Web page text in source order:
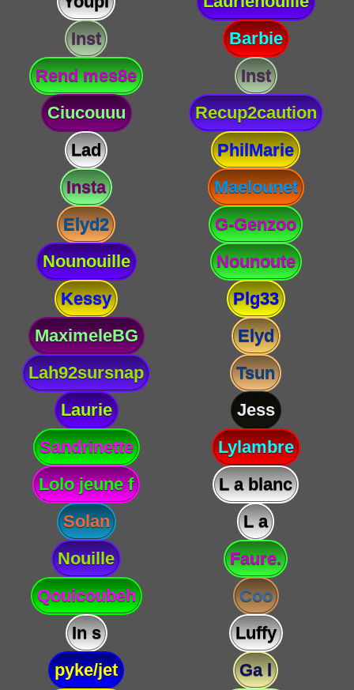
Inst
Barbie
Rend mes8e
Inst
Ciucouuu
Recup2caution
Lad
PhilMarie
Insta
Maelounet
Elyd2
G-Genzoo
Nounouille
Nounoute
Kessy
Plg33
MaximeleBG
Elyd
Lah92sursnap
Tsun
Laurie
Jess
Sandrinette
Lylambre
Lolo jeune f
L a blanc
Solan
L a
Nouille
Faure.
Qouicoubeh
Coo
In s
Luffy
pyke/jet
Ga l